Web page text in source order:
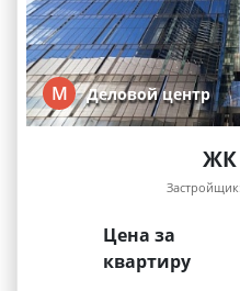
М Деловой центр
ЖК
Застройщик:
Цена за
квартиру